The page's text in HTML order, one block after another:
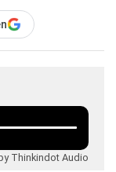
Thinkindot Audio